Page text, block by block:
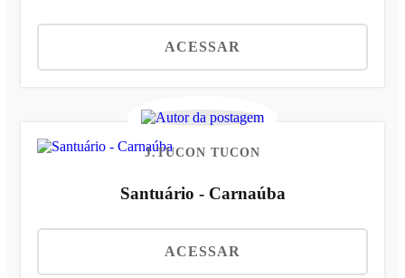
ACESSAR
J.TUCON TUCON
Santuário - Carnaúba
ACESSAR